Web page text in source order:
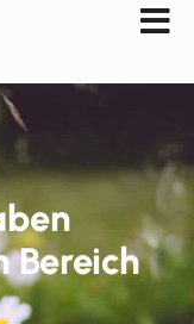
Bereich